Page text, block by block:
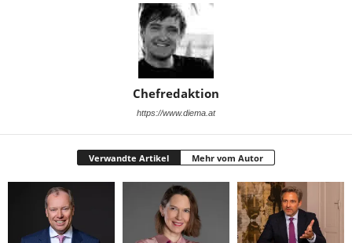
Chefredaktion
https://www.diema.at
Verwandte Artikel Mehr vom Autor